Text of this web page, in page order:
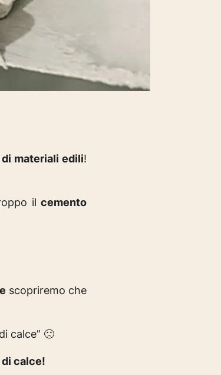
materiali edili!
ilcemento
scopriremo che
calce” 🙁
calce!